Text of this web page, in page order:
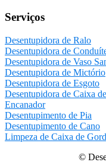
Serviços
Desentupidora de Ralo
Desentupidora de
Desentupidora de Vaso
Desentupidora de Mictório
Desentupidora de Esgoto
Desentupidora de Caixa
Encanador
Desentupimento de Pia
Desentupimento de Cano
Limpeza de Caixa de
©